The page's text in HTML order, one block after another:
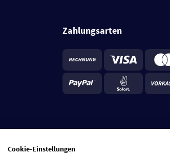
Zahlungsarten
Cookie-Einstellungen